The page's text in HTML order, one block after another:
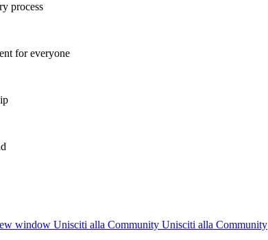
process
for everyone
window Unisciti alla Community Unisciti alla Community